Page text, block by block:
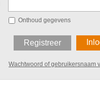
Onthoud gegevens
Registreer
Wachtwoord of gebruikersnaam